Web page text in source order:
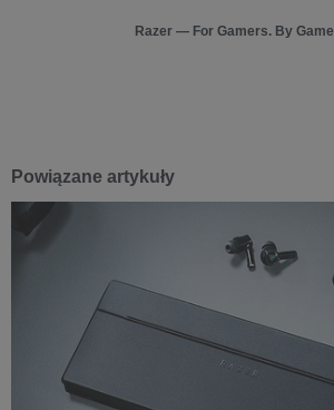
Razer — For Gamers. By
Powiązane artykuły